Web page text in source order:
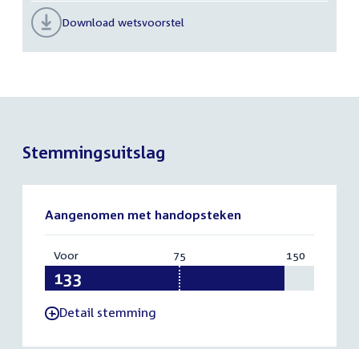
Download wetsvoorstel
Stemmingsuitslag
Aangenomen met handopsteken
Voor:
133
75 150
-Detail stemming